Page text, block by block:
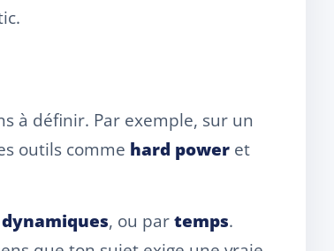
à définir. Par exemple, sur un
outils comme hard power et
dynamiques, ou par temps.